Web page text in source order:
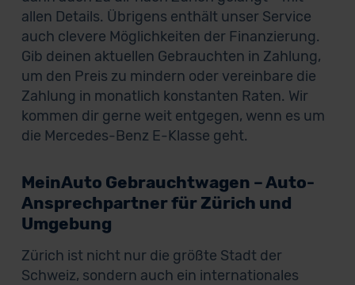
allen Details. Übrigens enthält unser Service
auch clevere Möglichkeiten der Finanzierung.
Gib deinen aktuellen Gebrauchten in Zahlung,
um den Preis zu mindern oder vereinbare die
Zahlung in monatlich konstanten Raten. Wir
kommen dir gerne weit entgegen, wenn es um
die Mercedes-Benz E-Klasse geht.
MeinAuto Gebrauchtwagen – Auto-
Ansprechpartner für Zürich und
Umgebung
Zürich ist nicht nur die größte Stadt der
Schweiz, sondern auch ein internationales